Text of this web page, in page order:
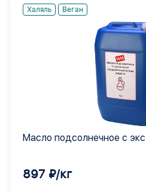
Халяль Веган
Масло подсолнечное с
897 ₽/кг